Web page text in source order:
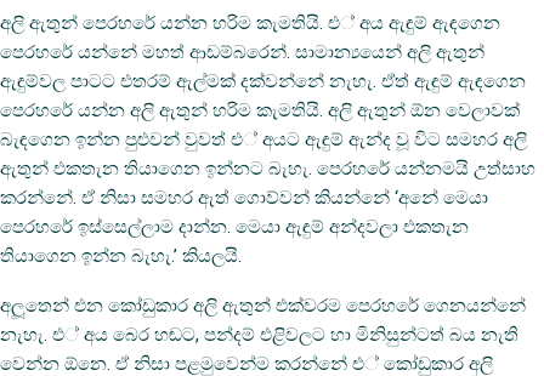
අලි ඇතුන් පෙරහරේ යන්න හරිම කැමතියි. එ් අය ඇඳුම් ඇඳගෙන
පෙරහරේ යන්නේ මහත් ආඩම්බරෙන්. සාමාන්‍යයෙන් අලි ඇතුන්
ඇඳුම්වල පාටට එතරම් ඇල්මක් දක්වන්නේ නැහැ. ඒත් ඇඳුම් ඇඳගෙන
පෙරහරේ යන්න අලි ඇතුන් හරිම කැමතියි. අලි ඇතුන් ඕන වෙලාවක්
බැඳගෙන ඉන්න පුළුවන් වුවත් එ් අයට ඇඳුම් ඇන්ද වූ විට සමහර අලි
ඇතුන් එකතැන තියාගෙන ඉන්නට බැහැ. පෙරහරේ යන්නමයි උත්සාහ
කරන්නේ. ඒ නිසා සමහර ඇත් ගොව්වන් කියන්නේ ‘අනේ මෙයා
පෙරහරේ ඉස්සෙල්ලාම දාන්න. මෙයා ඇඳුම් අන්දවලා එකතැන
තියාගෙන ඉන්න බැහැ.’ කියලයි.
අලූතෙන් එන කෝඩුකාර අලි ඇතුන් එක්වරම පෙරහරේ ගෙනයන්නේ
නැහැ. එ් අය බෙර හඬට, පන්දම් එළිවලට හා මිනිසුන්ටත් බය නැති
වෙන්න ඕනෙ. ඒ නිසා පළමුවෙන්ම කරන්නේ එ් කෝඩුකාර අලි